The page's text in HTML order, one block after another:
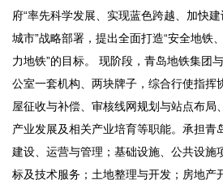
府“率先科学发展、实现蓝色跨越、加快
城市”战略部署，提出全面打造“安全地铁
力地铁”的目标。 现阶段，青岛地铁集团
公室一套机构、两块牌子，综合行使指挥
屋征收与补偿、审核线网规划与站点布局
产业发展及相关产业培育等职能。承担青
建设、运营与管理；基础设施、公共设施
标及技术服务；土地整理与开发；房地产